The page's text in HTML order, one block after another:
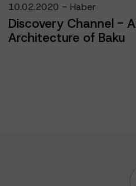
10.02.2020 - Haber
Discovery Channel -
Architecture of Baku